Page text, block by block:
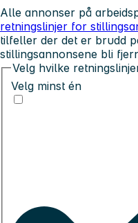
Alle annonser på
retningslinjer for
tilfeller der det er brudd
stillingsannonsene bli
Velg hvilke
Velg minst én